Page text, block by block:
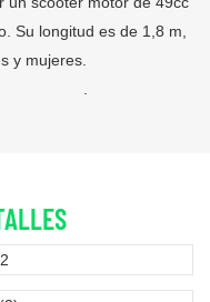
Su longitud es de 1,8 m,
y mujeres.
.